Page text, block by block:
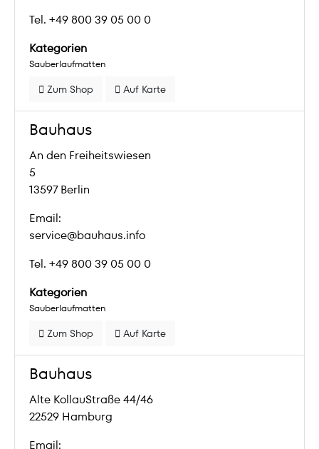
Tel. +49 800 39 05 00 0
Kategorien
Sauberlaufmatten
Zum Shop Auf Karte
Bauhaus
An den Freiheitswiesen
5
13597 Berlin
Email:
service@bauhaus.info
Tel. +49 800 39 05 00 0
Kategorien
Sauberlaufmatten
Zum Shop Auf Karte
Bauhaus
Alte KollauStraße 44/46
22529 Hamburg
Email: